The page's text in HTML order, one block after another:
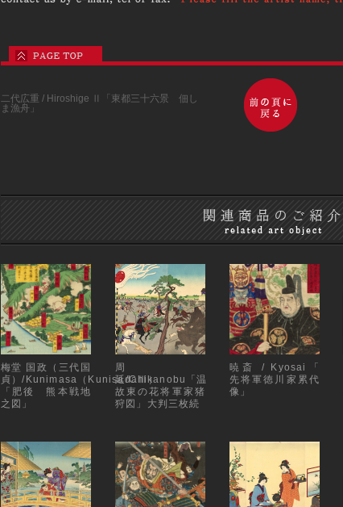
二代広重 / Hiroshige Ⅱ「東都三十六景 佃し
ま漁舟」
梅堂 国政（三代国
貞）/Kunimasa（KunisadaⅢ）
「肥後 熊本戦地
之図」
周
延/Chikanobu「温
故東の花将軍家猪
狩図」大判三枚続
暁斎 / Kyosai「
先将軍徳川家累代
像」